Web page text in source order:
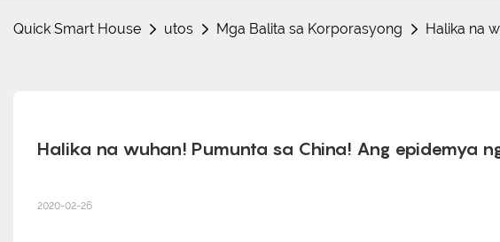
Quick Smart House utos Mga Balita sa Korporasyong Halika na
Halika na wuhan! Pumunta sa China! Ang epidemya
2020-02-26